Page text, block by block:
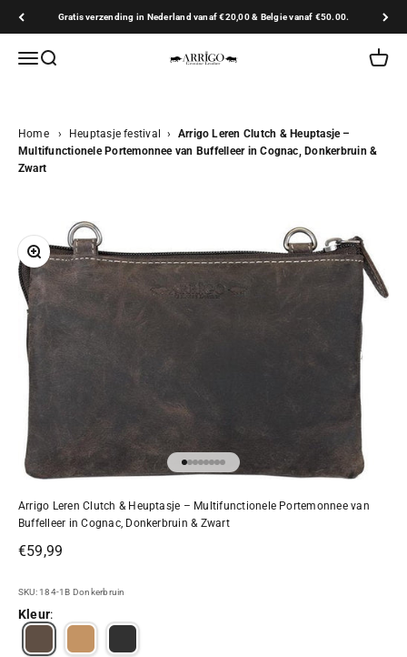
Gratis verzending in Nederland vanaf €20,00 & Belgie vanaf €50.00.
Navigatiemenu openen
Zoeken openen Arrigo.nl
Home › Heuptasje festival ›
Arrigo Leren Clutch & Heuptasje –
Multifunctionele Portemonnee van Buffelleer in Cognac, Donkerbruin &
Zwart
In-/uitzoomen
Naar artikel 1
Naar artikel 2
Naar artikel 3
Naar artikel 4
Naar artikel 5
Naar artikel 6
Naar artikel 7
Naar artikel 8
Arrigo Leren Clutch & Heuptasje – Multifunctionele Portemonnee van
Buffelleer in Cognac, Donkerbruin & Zwart
Aanbiedingsprijs
€59,99
SKU: 184-1B Donkerbruin
Kleur: